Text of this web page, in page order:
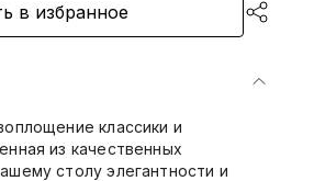
в избранное
классики и
из качественных
столу элегантности и